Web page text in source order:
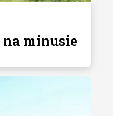
minusie